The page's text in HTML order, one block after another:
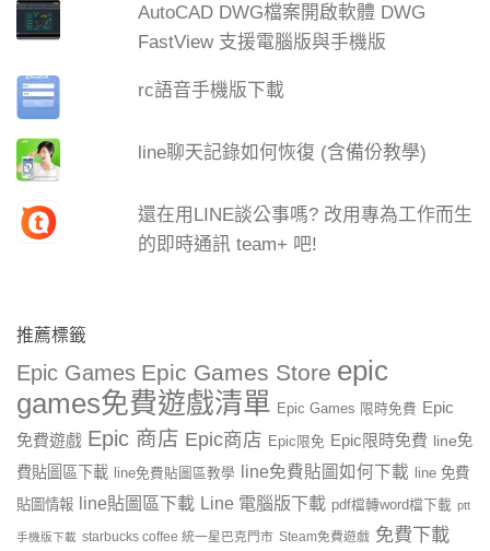
AutoCAD DWG檔案開啟軟體 DWG
FastView 支援電腦版與手機版
rc語音手機版下載
line聊天記錄如何恢復 (含備份教學)
還在用LINE談公事嗎? 改用專為工作而生
的即時通訊 team+ 吧!
推薦標籤
Epic Games Epic Games Store epic
games免費遊戲清單 Epic Games 限時免費 Epic
免費遊戲 Epic 商店 Epic商店 Epic限免 Epic限時免費 line免
費貼圖區下載
line免費貼圖區教學 line免費貼圖如何下載
line 免費
貼圖情報
line貼圖區下載 Line 電腦版下載 pdf檔轉word檔下載 ptt
手機版下載 starbucks coffee 統一星巴克門市 Steam免費遊戲 免費下載